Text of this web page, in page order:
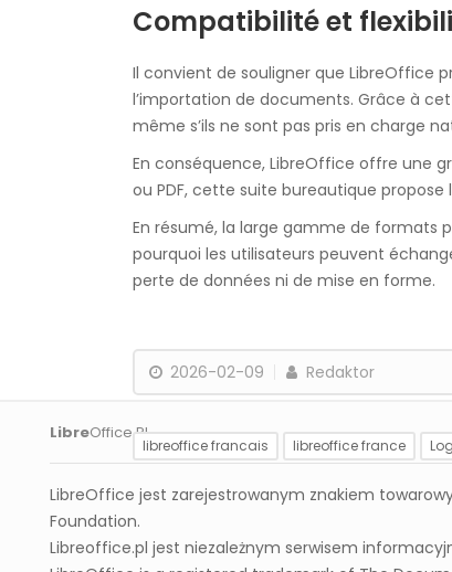
Compatibilité et
Il convient de souligner que LibreOffice
l’importation de documents. Grâce à
même s’ils ne sont pas pris en charge
En conséquence, LibreOffice offre une
ou PDF, cette suite bureautique propose
En résumé, la large gamme de formats
pourquoi les utilisateurs peuvent
perte de données ni de mise en forme.
2026-02-09 Redaktor
libreoffice francais libreoffice france
Pourquoi LibreOffice est-il meilleur que
LibreOffice PL
LibreOffice jest zarejestrowanym znakiem
Foundation.
Libreoffice.pl jest niezależnym serwisem